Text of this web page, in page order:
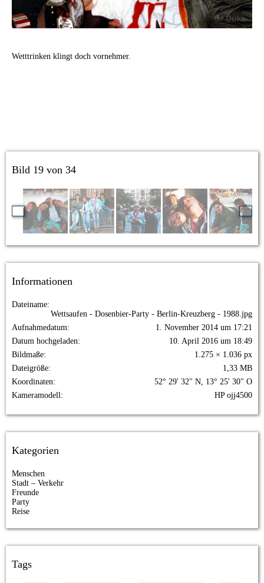
Wetttrinken klingt doch vornehmer.
Bild 19 von 34
Informationen
Dateiname
Wettsaufen - Dosenbier-Party - Berlin-Kreuzberg - 1988.jpg
Aufnahmedatum
1. November 2014 um 17:21
Datum hochgeladen
10. April 2016 um 18:49
Bildmaße
1.275 × 1.036 px
Dateigröße
1,33 MB
Koordinaten
52° 29' 32" N, 13° 25' 30" O
Kameramodell
HP ojj4500
Kategorien
Menschen
Stadt – Verkehr
Freunde
Party
Reise
Tags